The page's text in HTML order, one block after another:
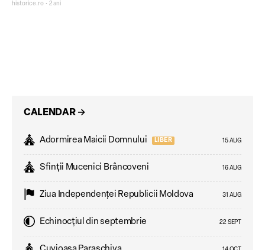
historice.ro • 2 ani
CALENDAR →
Adormirea Maicii Domnului LIBER 15 AUG
Sfinții Mucenici Brâncoveni 16 AUG
Ziua Independenţei Republicii Moldova 31 AUG
Echinocțiul din septembrie 22 SEPT